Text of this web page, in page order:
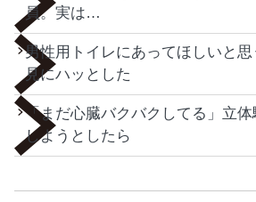
員。実は…
男性用トイレにあってほしいと
見にハッとした
「まだ心臓バクバクしてる」立
しようとしたら